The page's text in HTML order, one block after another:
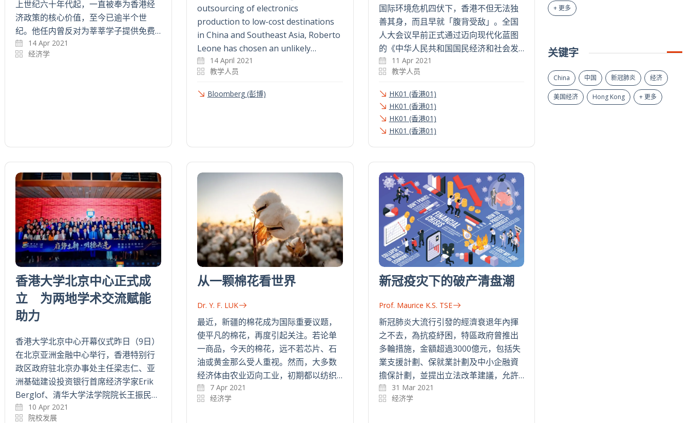
上世纪六十年代起，一直被奉为香港经
济政策的核心价值，至今已逾半个世
纪。他任内曾反对为莘莘学子提供免费…
14 Apr 2021
经济学
outsourcing of electronics
production to low-cost destinations
in China and Southeast Asia, Roberto
Leone has chosen an unlikely…
14 April 2021
教学人员
Bloomberg (彭博)
国际环境危机四伏下，香港不但无法独
善其身，而且早就「腹背受敌」。全国
人大会议早前正式通过迈向现代化蓝图
的《中华人民共和国国民经济和社会发…
11 Apr 2021
教学人员
HK01 (香港01)
HK01 (香港01)
HK01 (香港01)
HK01 (香港01)
香港大学北京中心正式成
立 为两地学术交流赋能
助力
香港大学北京中心开幕仪式昨日（9日）
在北京亚洲金融中心举行，香港特别行
政区政府驻北京办事处主任梁志仁、亚
洲基础建设投资银行首席经济学家Erik
Berglof、清华大学法学院院长王振民…
10 Apr 2021
院校发展
从一颗棉花看世界
Dr. Y. F. LUK
最近，新疆的棉花成为国际重要议题，
使平凡的棉花，再度引起关注。若论单
一商品，今天的棉花，远不若芯片、石
油或黄金那么受人重视。然而，大多数
经济体由农业迈向工业，初期都以纺织…
7 Apr 2021
经济学
新冠疫灾下的破产清盘潮
Prof. Maurice K.S. TSE
新冠肺炎大流行引發的經濟衰退年內揮
之不去，為抗疫紓困，特區政府曾推出
多輪措施，金額超過3000億元，包括失
業支援計劃、保就業計劃及中小企融資
擔保計劃，並提出立法改⾰建議，允許…
31 Mar 2021
经济学
+ 更多
关键字
China 中国 新冠肺炎 经济
美国经济 Hong Kong + 更多